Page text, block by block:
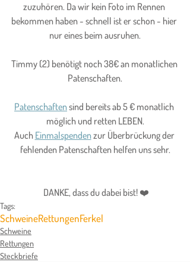
zuzuhören. Da wir kein Foto im Rennen
bekommen haben - schnell ist er schon - hier
nur eines beim ausruhen.
Timmy (2) benötigt noch 38€ an monatlichen
Patenschaften.
Patenschaften sind bereits ab 5 € monatlich
möglich und retten LEBEN.
Auch Einmalspenden zur Überbrückung der
fehlenden Patenschaften helfen uns sehr.
DANKE, dass du dabei bist! ❤️
Tags:
SchweineRettungenFerkel
Schweine
Rettungen
Steckbriefe